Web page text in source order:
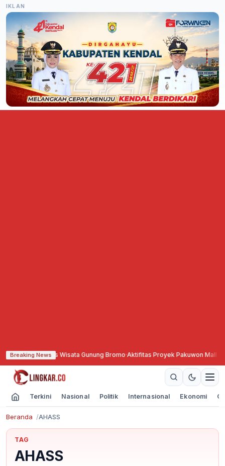
IKLAN
Breaking News
Total Akses Wisata Gunung Bromo·Aktifitas Proyek Pakuwon Mall
Terkini Nasional Politik Internasional Ekonomi
Beranda AHASS
TAG
AHASS